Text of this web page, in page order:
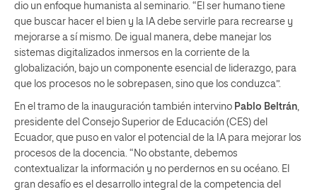
dio un enfoque humanista al seminario. “El ser humano tiene
que buscar hacer el bien y la IA debe servirle para recrearse y
mejorarse a sí mismo. De igual manera, debe manejar los
sistemas digitalizados inmersos en la corriente de la
globalización, bajo un componente esencial de liderazgo, para
que los procesos no le sobrepasen, sino que los conduzca”.
En el tramo de la inauguración también intervino Pablo Beltrán,
presidente del Consejo Superior de Educación (CES) del
Ecuador, que puso en valor el potencial de la IA para mejorar los
procesos de la docencia. “No obstante, debemos
contextualizar la información y no perdernos en su océano. El
gran desafío es el desarrollo integral de la competencia del